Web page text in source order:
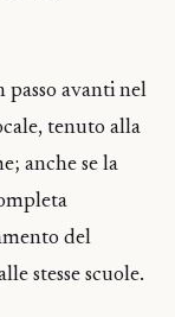
passo avanti nel
tenuto alla
anche se la
del
stesse scuole.